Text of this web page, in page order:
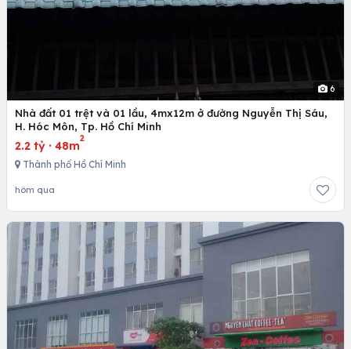
6
Nhà đất 01 trệt và 01 lầu, 4mx12m ở đường Nguyễn Thị Sáu,
H. Hóc Môn, Tp. Hồ Chí Minh
2.2 tỷ · 48m
2
Thành phố Hồ Chí Minh
hôm qua